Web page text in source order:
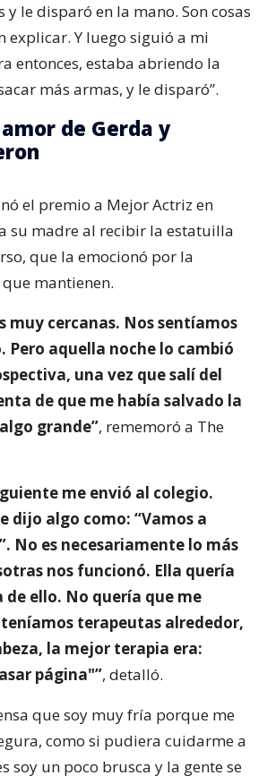
y le disparó en la mano. Son cosas
explicar. Y luego siguió a mi
entonces, estaba abriendo la
más armas, y le disparó”.
de Gerda y
el premio a Mejor Actriz en
su madre al recibir la estatuilla
que la emocionó por la
mantienen.
muy cercanas. Nos sentíamos
Pero aquella noche lo cambió
una vez que salí del
de que me había salvado la
grande”, rememoró a The
me envió al colegio.
dijo algo como: “Vamos a
No es necesariamente lo más
nos funcionó. Ella quería
de ello. No quería que me
terapeutas alrededor,
la mejor terapia era:
página"”, detalló.
que soy muy fría porque me
como si pudiera cuidarme a
soy un poco brusca y la gente se